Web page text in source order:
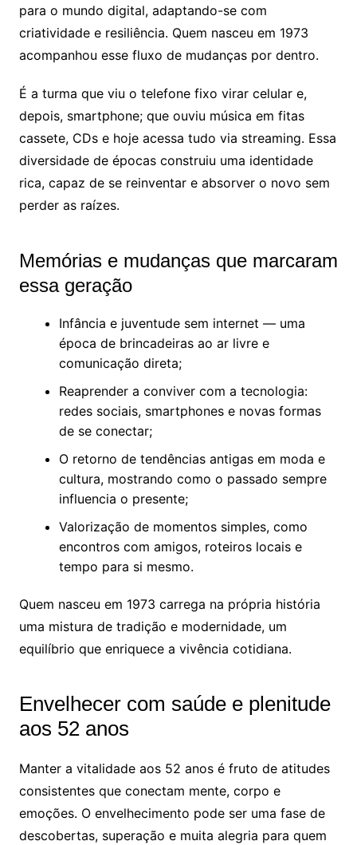
para o mundo digital, adaptando-se com
criatividade e resiliência. Quem nasceu em 1973
acompanhou esse fluxo de mudanças por dentro.
É a turma que viu o telefone fixo virar celular e,
depois, smartphone; que ouviu música em fitas
cassete, CDs e hoje acessa tudo via streaming. Essa
diversidade de épocas construiu uma identidade
rica, capaz de se reinventar e absorver o novo sem
perder as raízes.
Memórias e mudanças que marcaram
essa geração
Infância e juventude sem internet — uma
época de brincadeiras ao ar livre e
comunicação direta;
Reaprender a conviver com a tecnologia:
redes sociais, smartphones e novas formas
de se conectar;
O retorno de tendências antigas em moda e
cultura, mostrando como o passado sempre
influencia o presente;
Valorização de momentos simples, como
encontros com amigos, roteiros locais e
tempo para si mesmo.
Quem nasceu em 1973 carrega na própria história
uma mistura de tradição e modernidade, um
equilíbrio que enriquece a vivência cotidiana.
Envelhecer com saúde e plenitude
aos 52 anos
Manter a vitalidade aos 52 anos é fruto de atitudes
consistentes que conectam mente, corpo e
emoções. O envelhecimento pode ser uma fase de
descobertas, superação e muita alegria para quem